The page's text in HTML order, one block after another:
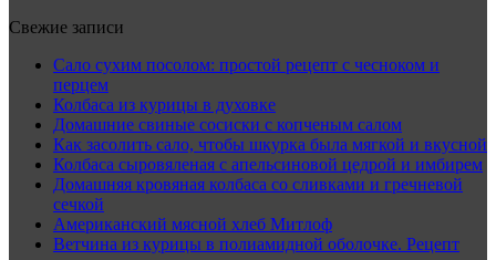
Свежие записи
Сало сухим посолом: простой рецепт с чесноком и
перцем
Колбаса из курицы в духовке
Домашние свиные сосиски с копченым салом
Как засолить сало, чтобы шкурка была мягкой и вкусной
Колбаса сыровяленая с апельсиновой цедрой и имбирем
Домашняя кровяная колбаса со сливками и гречневой
сечкой
Американский мясной хлеб Митлоф
Ветчина из курицы в полиамидной оболочке. Рецепт